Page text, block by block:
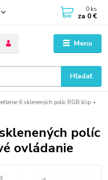
Menu
Hľadať
0 ks
za 0 €
6 sklenených políc RGB klip +
políc
ovládanie